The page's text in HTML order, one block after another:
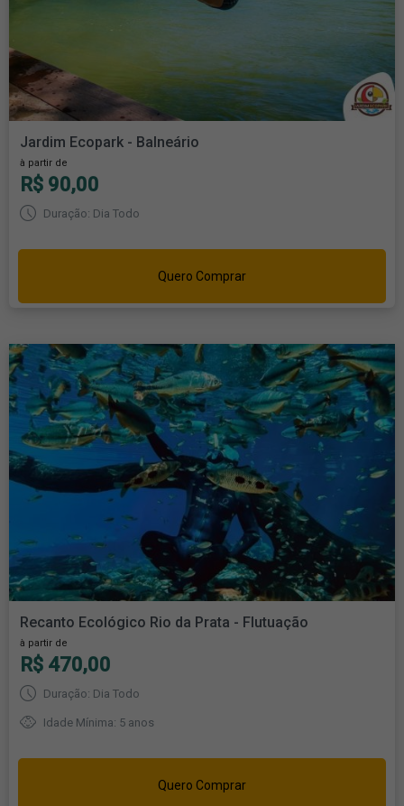
Jardim Ecopark - Balneário
à partir de
R$ 90,00
Duração: Dia Todo
Quero Comprar
Recanto Ecológico Rio da Prata - Flutuação
à partir de
R$ 470,00
Duração: Dia Todo
Idade Mínima: 5 anos
Quero Comprar